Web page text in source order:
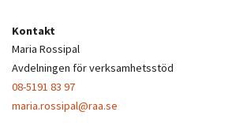
Kontakt
Maria Rossipal
Avdelningen för verksamhetsstöd
08-5191 83 97
maria.rossipal@raa.se